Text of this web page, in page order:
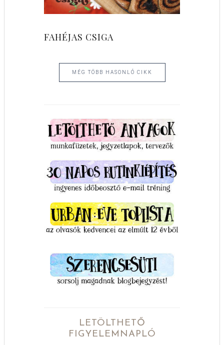
FAHÉJAS CSIGA
MÉG TÖBB HASONLÓ CIKK
LETÖLTHETŐ
FIGYELEMNAPLÓ